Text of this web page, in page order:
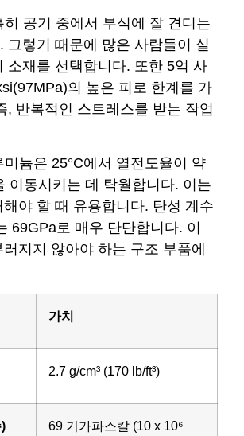
히 공기 중에서 부식에 잘 견디는
그렇기 때문에 많은 사람들이 실
소재를 선택합니다. 또한 5억 사
의 높은 피로 한계를 가
, 반복적인 스트레스를 받는 작업
늄은 25°C에서 열전도율이 약
이동시키는 데 탁월합니다. 이는
야 할 때 유용합니다. 탄성 계수
69GPa로 매우 단단합니다. 이
지지 않아야 하는 구조 부품에
가치
2.7 g/cm³ (170 lb/ft³)
69 기가파스칼 (10 x 10⁶